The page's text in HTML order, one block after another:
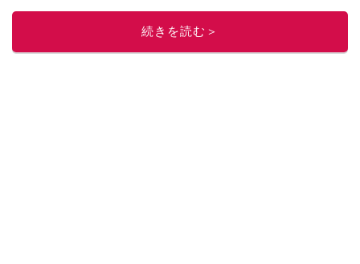
レビューしています。毎日トレンド情報をお届けしているので、ぜひ
してください！続きを読む＞